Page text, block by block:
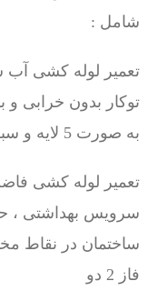
شامل :
تعمیر لوله کشی
توکار بدون خرابی و
به صورت 5 لایه و سبز
تعمیر لوله کشی
سرویس بهداشتی ،
ساختمان در نقاط
فاز 2 دو